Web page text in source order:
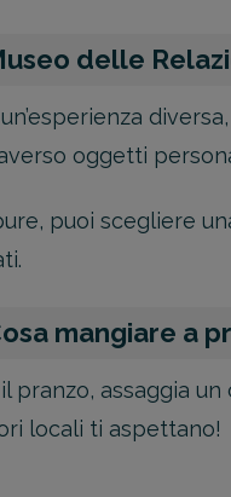
delle
oggetti
puoi scegliere
mangiare a
pranzo, assaggia
locali ti aspettano!